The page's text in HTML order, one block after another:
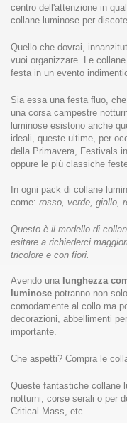
centro dell'attenzione in
collane luminose per
Quello che dovrai,
vuoi organizzare. Le
festa in un evento
Sia essa una festa fluo,
una corsa campestre
luminose esistono anche
ideali, queste ultime, per
della Primavera, Festivals
oppure le più classiche
In ogni pack di collane
come: rosso, verde, giallo,
Questo è il modello di
esitare a richiederci
tricolore e con fiori.
Avendo una lunghezza
luminose potranno non
comodamente al collo ma
decorazioni, abbellimenti
importante.
Che aspetti? Compra le
Queste fantastiche collane
notturni, corse serali o per
Critical Mass, etc.